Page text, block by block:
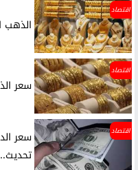
اقتصاد
الذهب
اقتصاد
سعر
اقتصاد
سعر